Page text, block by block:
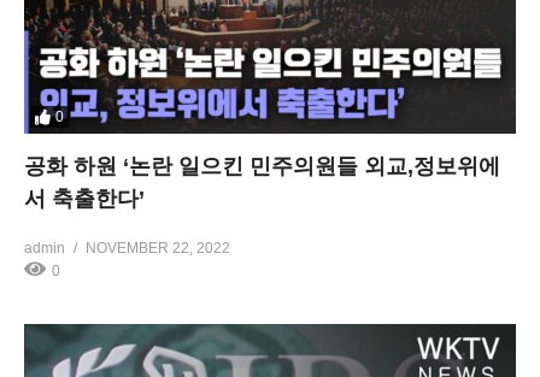
0
공화 하원 ‘논란 일으킨 민주의원들 외교,정보위에
서 축출한다’
admin
NOVEMBER 22, 2022
0